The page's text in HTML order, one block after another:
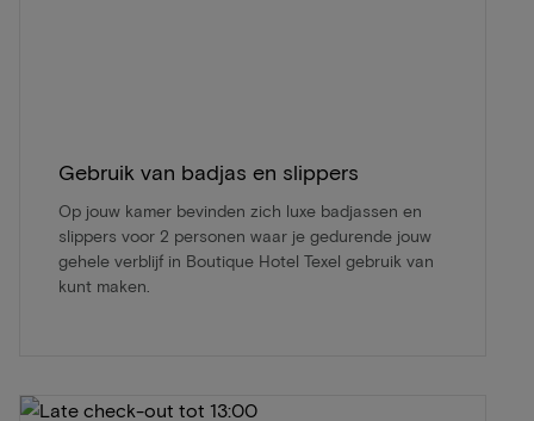
Gebruik van badjas en slippers
Op jouw kamer bevinden zich luxe badjassen en
slippers voor 2 personen waar je gedurende jouw
gehele verblijf in Boutique Hotel Texel gebruik van
kunt maken.